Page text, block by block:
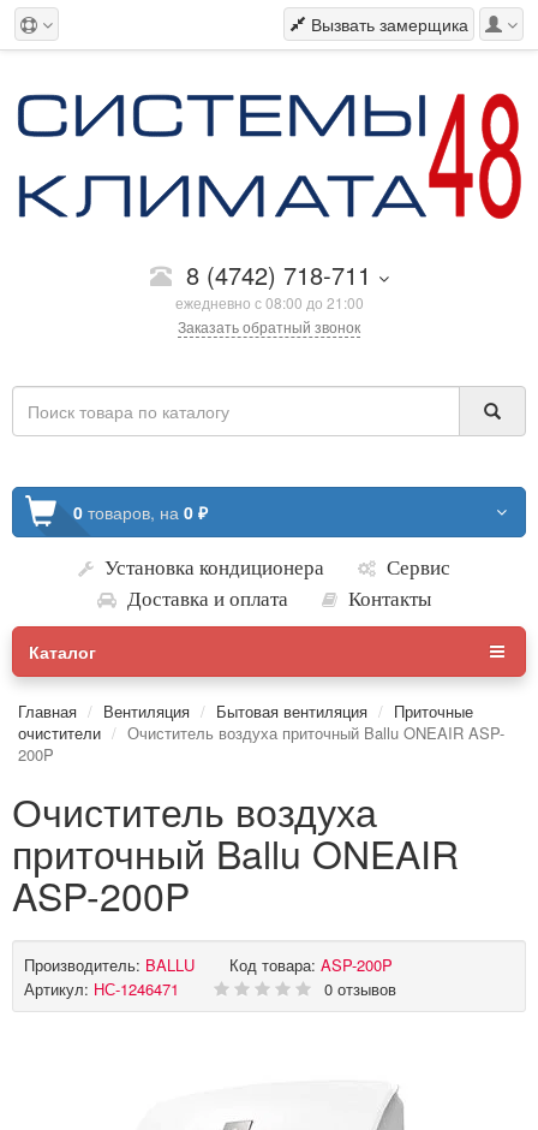
Вызвать замерщика
8 (4742) 718-711
ежедневно с 08:00 до 21:00
Заказать обратный звонок
0 товаров, на 0 ₽
Установка кондиционера
Сервис
Доставка и оплата
Контакты
Каталог
Главная Вентиляция Бытовая вентиляция
Приточные
очистители
Очиститель воздуха приточный Ballu ONEAIR ASP-
200P
Очиститель воздуха
приточный Ballu ONEAIR
ASP-200P
Производитель: BALLU Код товара: ASP-200P
Артикул: НС-1246471 0 отзывов